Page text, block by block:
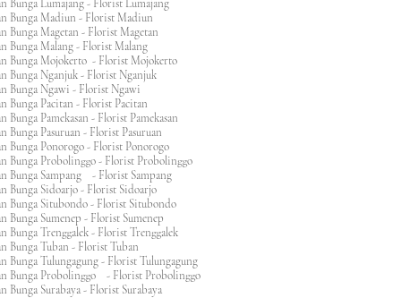
Bunga Lumajang - Florist Lumajang
Bunga Madiun - Florist Madiun
Bunga Magetan - Florist Magetan
Bunga Malang - Florist Malang
Bunga Mojokerto - Florist Mojokerto
Bunga Nganjuk - Florist Nganjuk
Bunga Ngawi - Florist Ngawi
Bunga Pacitan - Florist Pacitan
Bunga Pamekasan - Florist Pamekasan
Bunga Pasuruan - Florist Pasuruan
Bunga Ponorogo - Florist Ponorogo
Bunga Probolinggo - Florist Probolinggo
Bunga Sampang - Florist Sampang
Bunga Sidoarjo - Florist Sidoarjo
Bunga Situbondo - Florist Situbondo
Bunga Sumenep - Florist Sumenep
Bunga Trenggalek - Florist Trenggalek
Bunga Tuban - Florist Tuban
Bunga Tulungagung - Florist Tulungagung
Bunga Probolinggo - Florist Probolinggo
Bunga Surabaya - Florist Surabaya